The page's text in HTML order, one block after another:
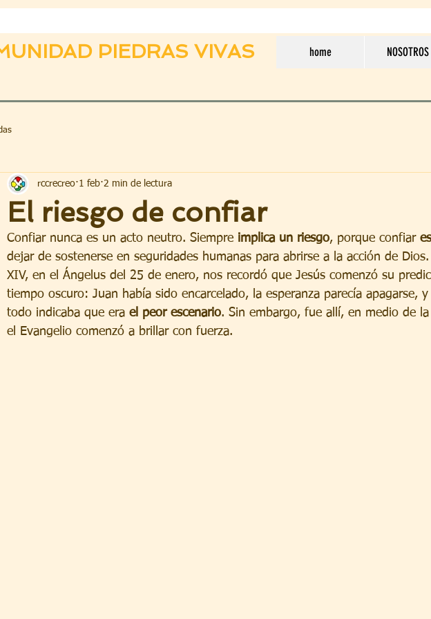
PIEDRAS VIVAS home NOSOTROS
El riesgo de confiar
rccrecreo 1 feb 2 min de lectura
Confiar nunca es un acto neutro. Siempre implica un riesgo, porque confiar
dejar de sostenerse en seguridades humanas para abrirse a la acción de Dios.
XIV, en el Ángelus del 25 de enero, nos recordó que Jesús comenzó su
tiempo oscuro: Juan había sido encarcelado, la esperanza parecía apagarse,
todo indicaba que era el peor escenario. Sin embargo, fue allí, en medio de
el Evangelio comenzó a brillar con fuerza.